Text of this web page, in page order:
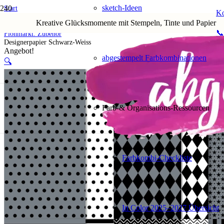
Kreative Glücksmomente mit Stempeln, Tinte und Papier
sketch-Ideen
abgestempelt Farbkombinationen
Farb-& Organisations-Ressourcen
Farbkombi-Checkliste
In Color 2025–2027 Übersicht
Start
5. Flohmarkt
Flohmarkt: Zubehör
Designerpapier Schwarz-Weiss
Angebot!
🔍